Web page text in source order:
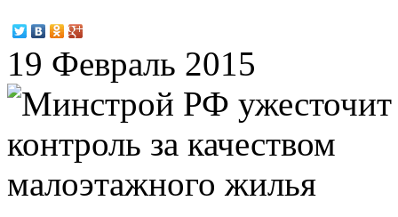
19 Февраль 2015